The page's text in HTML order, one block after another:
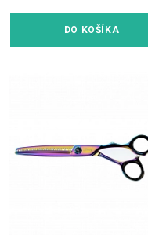
DO KOŠÍKA